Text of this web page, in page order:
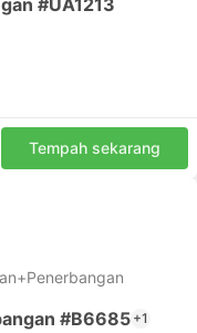
Tempah sekarang
#B6685 +1